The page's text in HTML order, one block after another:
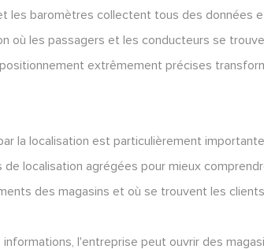
les baromètres collectent tous des données
où les passagers et les conducteurs se
extrêmement précises
la localisation est particulièrement
de localisation agrégées pour mieux
des magasins et où se trouvent les
informations, l'entreprise peut ouvrir des